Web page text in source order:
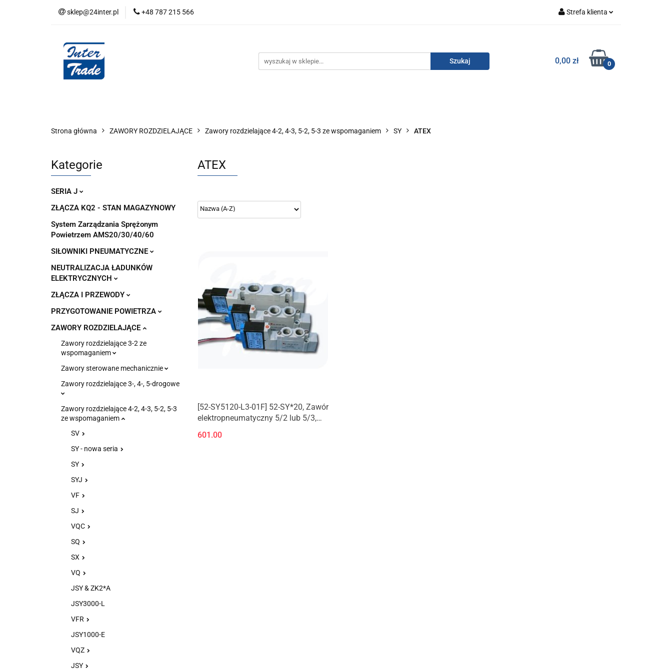
sklep@24inter.pl +48 787 215 566 Strefa klienta
Zarejestruj się
Dodaj zgłoszenie
0,00 zł 0
AUDYT SPRĘŻONEGO POWIETRZA SERIA J AUTORYZOWANY DYSTRYBUTOR SMC
AUDYT SPRĘŻONEGO POWIETRZA SERIA J AUTORYZOWANY DYSTRYBUTOR SMC
Strona główna ZAWORY ROZDZIELAJĄCE Zawory rozdzielające 4-2, 4-3, 5-2, 5-3 ze wspomaganiem SY ATEX
Kategorie
SERIA J
ZŁĄCZA KQ2 - STAN MAGAZYNOWY
System Zarządzania Sprężonym
Powietrzem AMS20/30/40/60
SIŁOWNIKI PNEUMATYCZNE
NEUTRALIZACJA ŁADUNKÓW
ELEKTRYCZNYCH
ZŁĄCZA I PRZEWODY
PRZYGOTOWANIE POWIETRZA
ZAWORY ROZDZIELAJĄCE
Zawory rozdzielające 3-2 ze
wspomaganiem
Zawory sterowane mechanicznie
Zawory rozdzielające 3-, 4-, 5-drogowe
Zawory rozdzielające 4-2, 4-3, 5-2, 5-3
ze wspomaganiem
SV
SY - nowa seria
SY
SYJ
VF
SJ
VQC
SQ
SX
VQ
JSY & ZK2*A
JSY3000-L
VFR
JSY1000-E
VQZ
JSY
ATEX
[52-SY5120-L3-01F] 52-SY*20, Zawór
elektropneumatyczny 5/2 lub 5/3,
601.00